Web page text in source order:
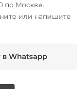
по Москве.
или напишите
в Whatsapp